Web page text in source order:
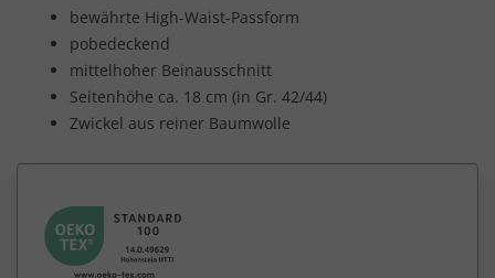
bewährte High-Waist-Passform
pobedeckend
mittelhoher Beinausschnitt
Seitenhöhe ca. 18 cm (in Gr. 42/44)
Zwickel aus reiner Baumwolle